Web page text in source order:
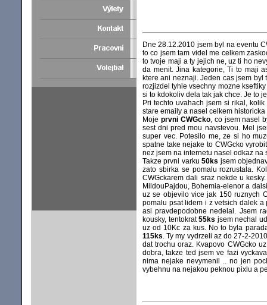
Dne 28.12.2010 jsem byl na eventu
to co jsem tam videl me celkem
to tvoje maji a ty jejich ne, uz ti ho
da menit. Jina kategorie, Ti to maji
ktere ani neznaji. Jeden cas jsem
rozjizdel tyhle vsechny mozne
si to kdokoliv dela tak jak chce. Je to
Pri techto uvahach jsem si rikal,
stare emaily a nasel celkem historicka
Moje prvni CWGcko, co jsem nasel
sest dni pred mou navstevou. Mel
super vec. Potesilo me, ze si ho
spatne take nejake to CWGcko
nez jsem na internetu nasel odkaz na
Takze prvni varku50ks jsem
zato sbirka se pomalu rozrustala.
CWGckarem dali sraz nekde u
MildouPajdou, Bohemia-elenor a
uz se objevilo vice jak 150 ruznych
pomalu psat lidem i z vetsich dalek
asi pravdepodobne nedelal. Jsem
kousky, tentokrat55ks jsem nechal
uz od 10Kc za kus. No to byla
115ks. Ty my vydrzeli az do 27-2-
dat trochu oraz. Kvapovo CWGcko
dobra, takze ted jsem ve fazi
nima nejake nevymenil .. no jen
vybehnu na nejakou peknou pixlu a